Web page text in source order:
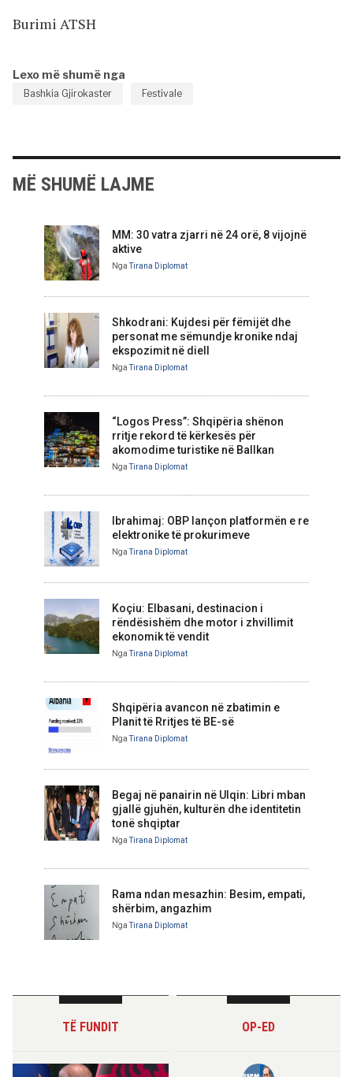
Burimi ATSH
Lexo më shumë nga
Bashkia Gjirokaster Festivale
MË SHUMË LAJME
MM: 30 vatra zjarri në 24 orë, 8 vijojnë
aktive
NgaTirana Diplomat
Shkodrani: Kujdesi për fëmijët dhe
personat me sëmundje kronike ndaj
ekspozimit në diell
NgaTirana Diplomat
“Logos Press”: Shqipëria shënon
rritje rekord të kërkesës për
akomodime turistike në Ballkan
NgaTirana Diplomat
Ibrahimaj: OBP lançon platformën e re
elektronike të prokurimeve
NgaTirana Diplomat
Koçiu: Elbasani, destinacion i
rëndësishëm dhe motor i zhvillimit
ekonomik të vendit
NgaTirana Diplomat
Shqipëria avancon në zbatimin e
Planit të Rritjes të BE-së
NgaTirana Diplomat
Begaj në panairin në Ulqin: Libri mban
gjallë gjuhën, kulturën dhe identitetin
tonë shqiptar
NgaTirana Diplomat
Rama ndan mesazhin: Besim, empati,
shërbim, angazhim
NgaTirana Diplomat
TË FUNDIT OP-ED